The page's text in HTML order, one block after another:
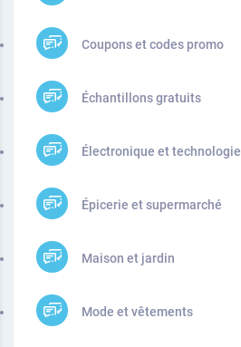
Coupons et codes promo
Échantillons gratuits
Électronique et technologie
Épicerie et supermarché
Maison et jardin
Mode et vêtements